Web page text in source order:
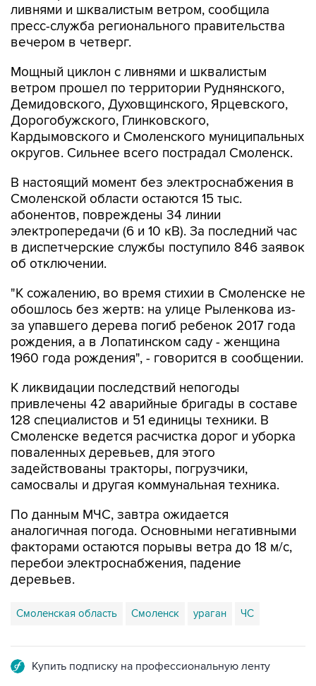
ливнями и шквалистым ветром, сообщила
пресс-служба регионального правительства
вечером в четверг.
Мощный циклон с ливнями и шквалистым
ветром прошел по территории Руднянского,
Демидовского, Духовщинского, Ярцевского,
Дорогобужского, Глинковского,
Кардымовского и Смоленского муниципальных
округов. Сильнее всего пострадал Смоленск.
В настоящий момент без электроснабжения в
Смоленской области остаются 15 тыс.
абонентов, повреждены 34 линии
электропередачи (6 и 10 кВ). За последний час
в диспетчерские службы поступило 846 заявок
об отключении.
"К сожалению, во время стихии в Смоленске не
обошлось без жертв: на улице Рыленкова из-
за упавшего дерева погиб ребенок 2017 года
рождения, а в Лопатинском саду - женщина
1960 года рождения", - говорится в сообщении.
К ликвидации последствий непогоды
привлечены 42 аварийные бригады в составе
128 специалистов и 51 единицы техники. В
Смоленске ведется расчистка дорог и уборка
поваленных деревьев, для этого
задействованы тракторы, погрузчики,
самосвалы и другая коммунальная техника.
По данным МЧС, завтра ожидается
аналогичная погода. Основными негативными
факторами остаются порывы ветра до 18 м/с,
перебои электроснабжения, падение
деревьев.
Смоленская область Смоленск ураган ЧС
Купить подписку на профессиональную ленту